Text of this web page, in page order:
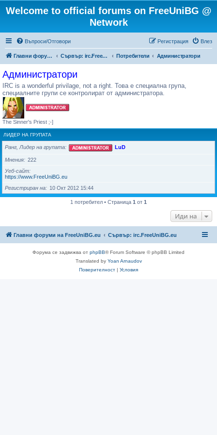
Welcome to official forums on FreeUniBG @
Network
Въпроси/Отговори Влез
Регистрация
Главни форуми на FreeUniBG.eu Сървър: irc.FreeUniBG.eu Потребители Администратори
Администратори
IRC is a wonderful privilage, not a right. Това е специална група,
специалните групи се контролират от администратора.
The Sinner's Priest ;-]
ЛИДЕР НА ГРУПАТА
Ранг, Лидер на групата LuD
Мнения
222
Уеб-сайт
https://www.FreeUniBG.eu
Регистриран на
10 Окт 2012 15:44
1 потребител • Страница 1 от 1
Иди на
Главни форуми на FreeUniBG.eu Сървър: irc.FreeUniBG.eu
Форума се задвижва от phpBB® Forum Software © phpBB Limited
Translated by Yoan Arnaudov
Поверителност | Условия